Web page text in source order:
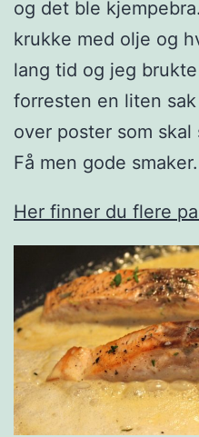
og det ble
krukke med olje og
lang tid og jeg
forresten en liten
over poster som
Få men gode smaker.
Her finner du flere